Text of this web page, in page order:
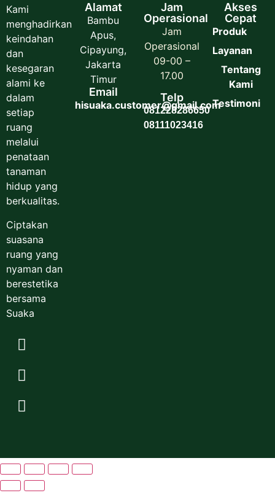
Kami
menghadirkan
keindahan
dan
kesegaran
alami ke
dalam
setiap
ruang
melalui
penataan
tanaman
hidup yang
berkualitas.
Ciptakan
suasana
ruang yang
nyaman dan
berestetika
bersama
Suaka
Alamat
Bambu
Apus,
Cipayung,
Jakarta
Timur
Email
hisuaka.customer@gmail.com
Jam
Operasional
Jam
Operasional
09-00 –
17.00
Telp
081228286650
08111023416
Akses
Cepat
Produk
Layanan
Tentang
Kami
Testimoni